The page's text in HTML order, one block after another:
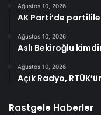
Ağustos 10, 2026
AK Parti’de
Ağustos 10, 2026
Aslı Bekiroğlu
Ağustos 10, 2026
Açık Radyo,
Rastgele Haberler